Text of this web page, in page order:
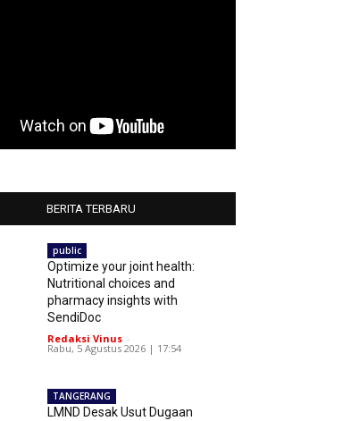
BERITA TERBARU
public
Optimize your joint health:
Nutritional choices and
pharmacy insights with
SendiDoc
Redaksi Vinus -
Rabu, 5 Agustus 2026 | 17:54
TANGERANG
LMND Desak Usut Dugaan